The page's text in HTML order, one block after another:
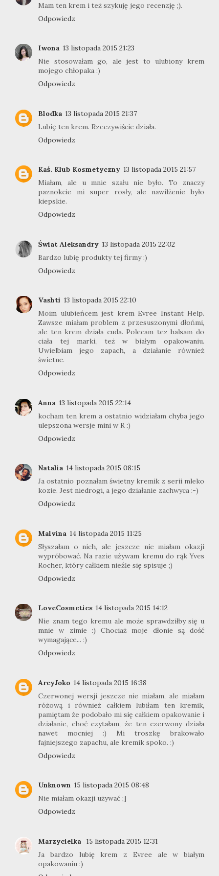
Mam ten krem i też szykuję jego recenzję ;).
Odpowiedz
Iwona 13 listopada 2015 21:23
Nie stosowałam go, ale jest to ulubiony krem
mojego chłopaka :)
Odpowiedz
Blodka 13 listopada 2015 21:37
Lubię ten krem. Rzeczywiście działa.
Odpowiedz
Kaś. Klub Kosmetyczny 13 listopada 2015 21:57
Miałam, ale u mnie szału nie było. To znaczy
paznokcie mi super rosły, ale nawilżenie było
kiepskie.
Odpowiedz
Świat Aleksandry 13 listopada 2015 22:02
Bardzo lubię produkty tej firmy :)
Odpowiedz
Vashti 13 listopada 2015 22:10
Moim ulubieńcem jest krem Evree Instant Help.
Zawsze miałam problem z przesuszonymi dłońmi,
ale ten krem działa cuda. Polecam tez balsam do
ciała tej marki, też w białym opakowaniu.
Uwielbiam jego zapach, a działanie również
świetne.
Odpowiedz
Anna 13 listopada 2015 22:14
kocham ten krem a ostatnio widziałam chyba jego
ulepszona wersje mini w R :)
Odpowiedz
Natalia 14 listopada 2015 08:15
Ja ostatnio poznałam świetny kremik z serii mleko
kozie. Jest niedrogi, a jego działanie zachwyca :-)
Odpowiedz
Malvina 14 listopada 2015 11:25
Słyszałam o nich, ale jeszcze nie miałam okazji
wypróbować. Na razie używam kremu do rąk Yves
Rocher, który całkiem nieźle się spisuje ;)
Odpowiedz
LoveCosmetics 14 listopada 2015 14:12
Nie znam tego kremu ale może sprawdziłby się u
mnie w zimie :) Chociaż moje dłonie są dość
wymagające... :)
Odpowiedz
ArcyJoko 14 listopada 2015 16:38
Czerwonej wersji jeszcze nie miałam, ale miałam
różową i również całkiem lubiłam ten kremik,
pamiętam że podobało mi się całkiem opakowanie i
działanie, choć czytałam, że ten czerwony działa
nawet mocniej :) Mi troszkę brakowało
fajniejszego zapachu, ale kremik spoko. :)
Odpowiedz
Unknown 15 listopada 2015 08:48
Nie miałam okazji używać ;]
Odpowiedz
Marzycielka
15 listopada 2015 12:31
Ja bardzo lubię krem z Evree ale w białym
opakowaniu :)